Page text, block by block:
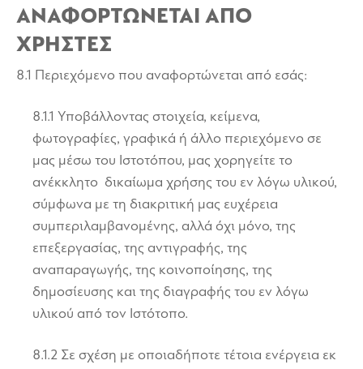
ΑΝΑΦΟΡΤΩΝΕΤΑΙ ΑΠΟ
ΧΡΗΣΤΕΣ
8.1 Περιεχόμενο που αναφορτώνεται από εσάς:
8.1.1 Υποβάλλοντας στοιχεία, κείμενα,
φωτογραφίες, γραφικά ή άλλο περιεχόμενο σε
μας μέσω του Ιστοτόπου, μας χορηγείτε το
ανέκκλητο δικαίωμα χρήσης του εν λόγω υλικού,
σύμφωνα με τη διακριτική μας ευχέρεια
συμπεριλαμβανομένης, αλλά όχι μόνο, της
επεξεργασίας, της αντιγραφής, της
αναπαραγωγής, της κοινοποίησης, της
δημοσίευσης και της διαγραφής του εν λόγω
υλικού από τον Ιστότοπο.
8.1.2 Σε σχέση με oποιαδήποτε τέτοια ενέργεια εκ